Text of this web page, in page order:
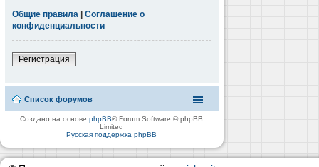
Общие правила | Соглашение о
конфиденциальности
Регистрация
Список форумов
Создано на основеphpBB® Forum Software © phpBB
Limited
Русская поддержка phpBB